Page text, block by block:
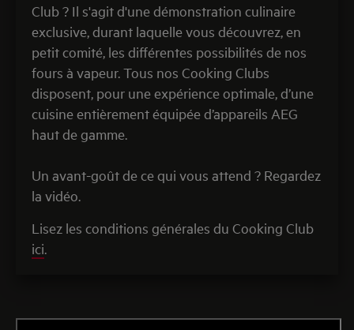
Club ? Il s'agit d'une démonstration culinaire
exclusive, durant laquelle vous découvrez, en
petit comité, les différentes possibilités de nos
fours à vapeur. Tous nos Cooking Clubs
disposent, pour une expérience optimale, d’une
cuisine entièrement équipée d’appareils AEG
haut de gamme.
Un avant-goût de ce qui vous attend ? Regardez
la vidéo.
Lisez les conditions générales du Cooking Club
ici.